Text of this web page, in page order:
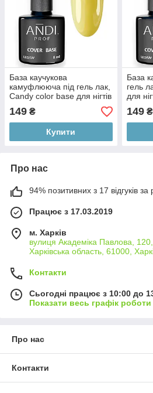
База каучукова
камуфлююча під гель лак,
Candy color base для нігтів
№16 Andi PROF
149 ₴
Купити
База
гель
для
149₴
Про нас
94% позитивних з 17 відгуків за
Працює з 17.03.2019
м. Харків
вулиця Академіка Павлова,
Харківська область, 61000,
Контакти
Сьогодні працює з 10:00 до
Показати весь графік роботи
Про нас
Контакти